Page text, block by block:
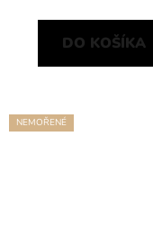
DO KOŠÍKA
NEMOŘENÉ